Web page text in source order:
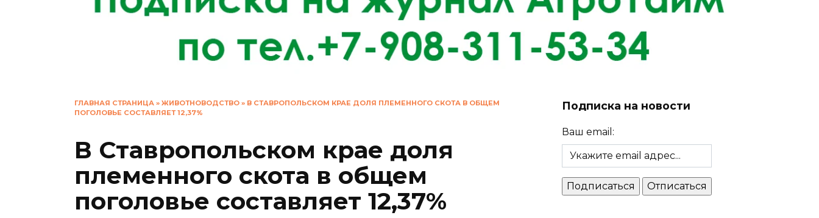
ГЛАВНАЯ СТРАНИЦА » ЖИВОТНОВОДСТВО » В СТАВРОПОЛЬСКОМ КРАЕ ДОЛЯ ПЛЕМЕННОГО СКОТА В ОБЩЕМ
ПОГОЛОВЬЕ СОСТАВЛЯЕТ 12,37%
В Ставропольском крае доля
племенного скота в общем
поголовье составляет 12,37%
Подписка на новости
Ваш email: